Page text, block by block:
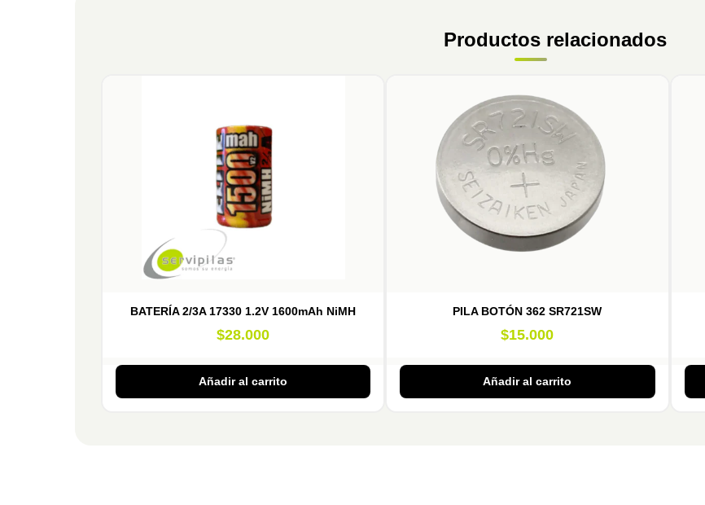
Productos relacionados
BATERÍA 2/3A 17330 1.2V 1600mAh NiMH
$28.000
Añadir al carrito
PILA BOTÓN 362 SR721SW
$15.000
Añadir al carrito